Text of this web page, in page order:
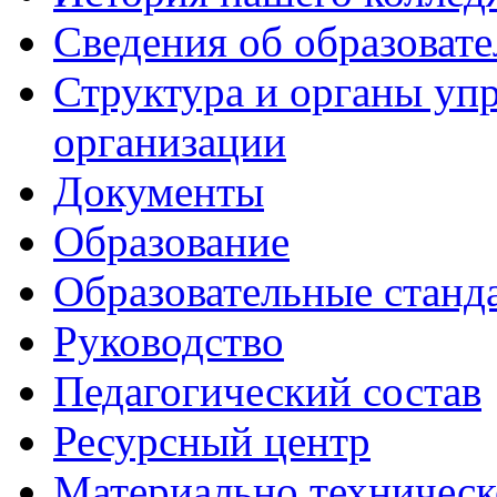
Сведения об
Структура и органы
организации
Документы
Образование
Образовательные
Руководство
Педагогический состав
Ресурсный центр